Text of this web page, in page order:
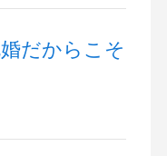
だからこそ